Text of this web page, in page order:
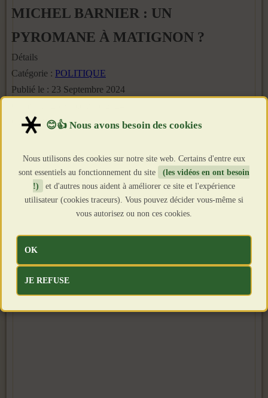
MICHEL BARNIER : UN
PYROMANE À MATIGNON ?
Détails
Catégorie : POLITIQUE
Publié le : 23 Septembre 2024
Clics : 1801
Nous utilisons des cookies sur notre site web. Certains d'entre eux
sont essentiels au fonctionnement du site
(les vidéos en ont besoin
!)
et d'autres nous aident à améliorer ce site et l'expérience
utilisateur (cookies traceurs). Vous pouvez décider vous-même si
vous autorisez ou non ces cookies.
OK
JE REFUSE